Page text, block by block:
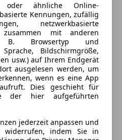
oder ähnliche Online-
Kennungen, zufällig
netzwerkbasierte
zusammen mit anderen
B. Browsertyp und
Bildschirmgröße,
usw.) auf Ihrem Endgerät
ausgelesen werden, um
wenn es eine App
Dies geschieht für
der hier aufgeführten
jederzeit anpassen und
widerrufen, indem Sie in